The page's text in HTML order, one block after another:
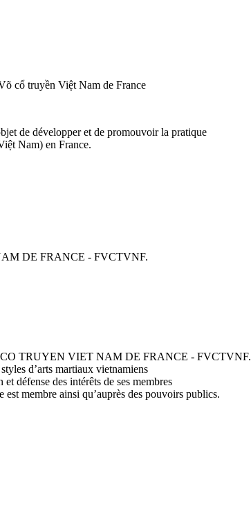
de développer et de promouvoir la pratique
Nam) en France.
DE FRANCE - FVCTVNF.
CO TRUYEN VIET NAM DE FRANCE - FVCTVNF.
d’arts martiaux vietnamiens
défense des intérêts de ses membres
membre ainsi qu’auprès des pouvoirs publics.